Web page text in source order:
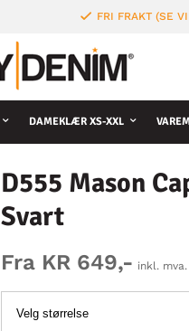
FRI FRAKT (SE
DAMEKLÆR XS-XXL
D555 Mason
Svart
Fra KR 649,- inkl. mva.